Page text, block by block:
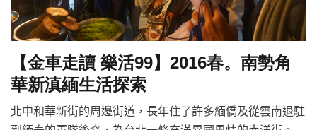
【金車走讀 樂活99】2016春。南勢角
華新滇緬生活探索
北中和華新街的周邊街道，長年住了許多緬僑及從雲南退駐